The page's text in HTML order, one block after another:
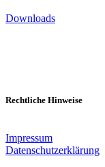
Downloads
Rechtliche Hinweise
Impressum
Datenschutzerklärung